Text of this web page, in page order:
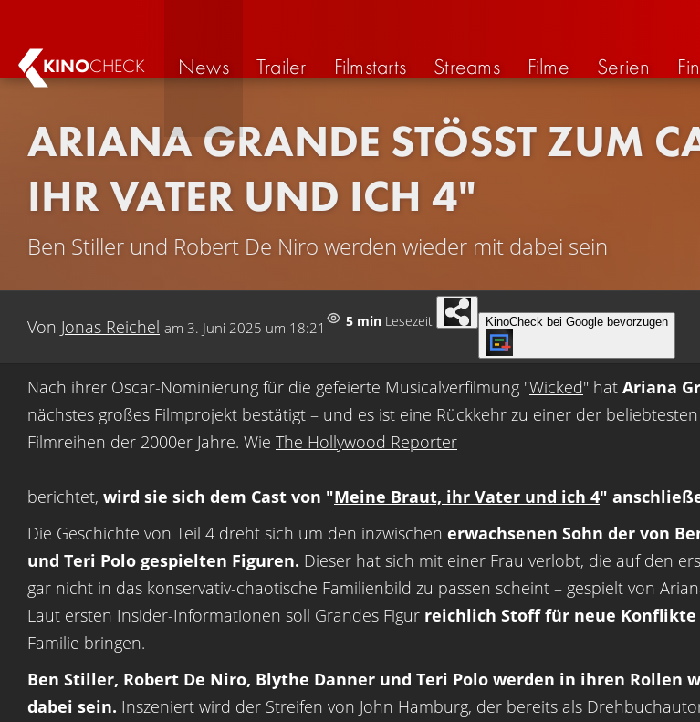
KINOCHECK News Trailer Filmstarts Streams Filme Serien
ARIANA GRANDE STÖSST ZUM
HR VATER UND ICH 4"
Ben Stiller und Robert De Niro werden wieder mit dabei sein
Von Jonas Reichel am 3. Juni 2025 um 18:21 5 min Lesezeit KinoCheck bei Google bevorzugen
Nach ihrer Oscar-Nominierung für die gefeierte Musicalverfilmung "Wicked" hat Ariana
nächstes großes Filmprojekt bestätigt – und es ist eine Rückkehr zu einer der
Filmreihen der 2000er Jahre. Wie The Hollywood Reporter
berichtet, wird sie sich dem Cast von "Meine Braut, ihr Vater und ich 4"
Die Geschichte von Teil 4 dreht sich um den inzwischen erwachsenen Sohn der von
und Teri Polo gespielten Figuren. Dieser hat sich mit einer Frau verlobt, die auf den
gar nicht in das konservativ-chaotische Familienbild zu passen scheint – gespielt von
Laut ersten Insider-Informationen soll Grandes Figur reichlich Stoff für neue Konflikte
Familie bringen.
Ben Stiller, Robert De Niro, Blythe Danner und Teri Polo werden in ihren Rollen
dabei sein. Inszeniert wird der Streifen von John Hamburg, der bereits als